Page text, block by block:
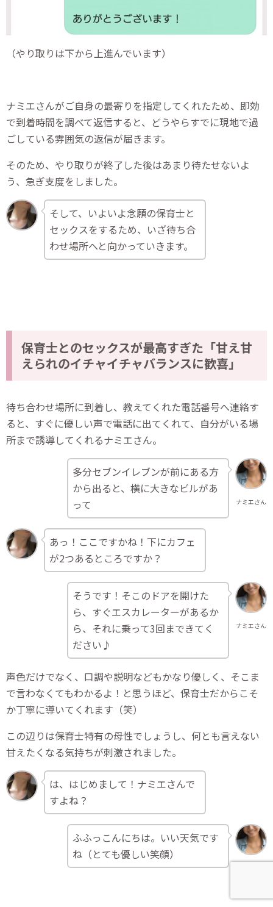
（やり取りは下から上進んでいます）
ナミエさんがご自身の最寄りを指定してくれたため、即効
で到着時間を調べて返信すると、どうやらすでに現地で過
ごしている雰囲気の返信が届きます。
そのため、やり取りが終了した後はあまり待たせないよ
う、急ぎ支度をしました。
そして、いよいよ念願の保育士と
セックスをするため、いざ待ち合
わせ場所へと向かっていきます。
保育士とのセックスが最高すぎた「甘え甘
えられのイチャイチャバランスに歓喜」
待ち合わせ場所に到着し、教えてくれた電話番号へ連絡す
ると、すぐに優しい声で電話に出てくれて、自分がいる場
所まで誘導してくれるナミエさん。
ナミエさん
多分セブンイレブンが前にある方
から出ると、横に大きなビルがあ
って
あっ！ここですかね！下にカフェ
が2つあるところですか？
ナミエさん
そうです！そこのドアを開けた
ら、すぐエスカレーターがあるか
ら、それに乗って3回まできてく
ださい♪
声色だけでなく、口調や説明などもかなり優しく、そこま
で言わなくてもわかるよ！と思うほど、保育士だからこそ
か丁寧に導いてくれます（笑）
この辺りは保育士特有の母性でしょうし、何とも言えない
甘えたくなる気持ちが刺激されました。
は、はじめまして！ナミエさんで
すよね？
ふふっこんにちは。いい天気です
ね（とても優しい笑顔）